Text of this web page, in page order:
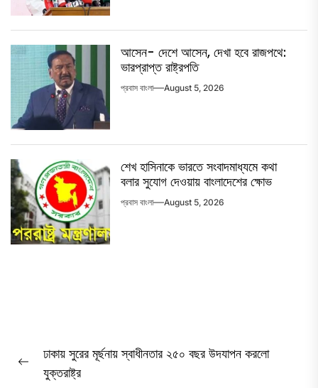
আসেন- দেশে আসেন, দেখা হবে রাজপথে:
ভারপ্রাপ্ত রাষ্ট্রপতি
প্রবাস বাংলা August 5, 2026
শেখ হাসিনাকে ভারতে সংবাদমাধ্যমে কথা
বলার সুযোগ দেওয়ায় বাংলাদেশের ক্ষোভ
প্রবাস বাংলা August 5, 2026
Post
navigation
Previous
ঢাকায় সুরের মূর্ছনায় স্বাধীনতার ২৫০ বছর উদযাপন করলো
যুক্তরাষ্ট্র